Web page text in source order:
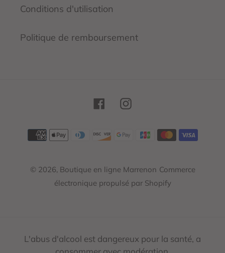
Conditions d'utilisation
Politique de remboursement
FacebookInstagram
Moyens
© 2026, Boutique en ligne Marrenon Commerce
électronique propulsé par Shopify
L'abus d'alcool est dangereux pour la santé, a